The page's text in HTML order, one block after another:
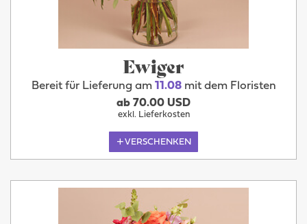
Ewiger
Bereit für Lieferung am 11.08mit dem Floristen
ab 70.00 USD
exkl. Lieferkosten
VERSCHENKEN